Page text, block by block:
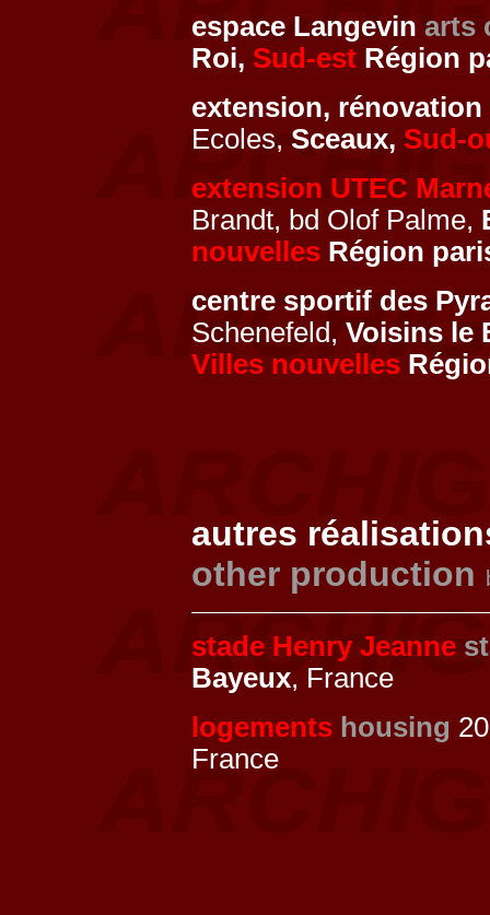
espace Langevin arts
Roi, Sud-est Région
extension,
Ecoles, Sceaux, Sud-
extension UTEC
Brandt, bd Olof Palme,
nouvelles Région
centre sportif des
Schenefeld, Voisins le
Villes nouvelles
autres
other production
stade Henry Jeanne
Bayeux, France
logements housing
France